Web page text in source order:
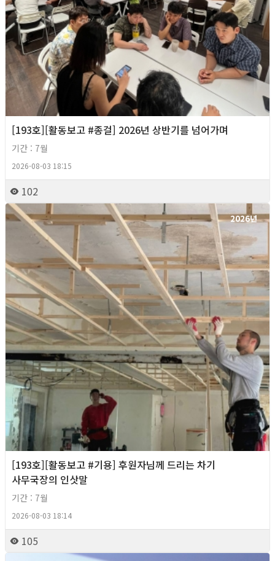
[193호][활동보고 #종걸] 2026년 상반기를 넘어가며
기간 : 7월
2026-08-03 18:15
102
2026년
[193호][활동보고 #기용] 후원자님께 드리는 차기
사무국장의 인삿말
기간 : 7월
2026-08-03 18:14
105